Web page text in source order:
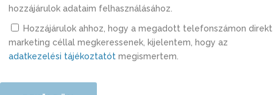
hozzájárulok adataim felhasználásához.
Hozzájárulok ahhoz, hogy a megadott telefonszámon direkt
marketing céllal megkeressenek, kijelentem, hogy az
adatkezelési tájékoztatót megismertem.